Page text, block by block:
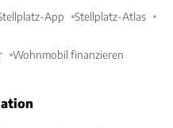
App Stellplatz-Atlas
Wohnmobil finanzieren